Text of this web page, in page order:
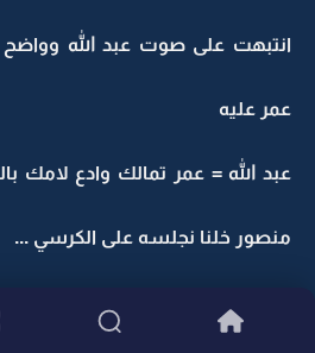
انتبهت على صوت عبد الله
عمر عليه
عبد الله = عمر تمالك وادع لامك
منصور خلنا نجلسه على الكرسي ...